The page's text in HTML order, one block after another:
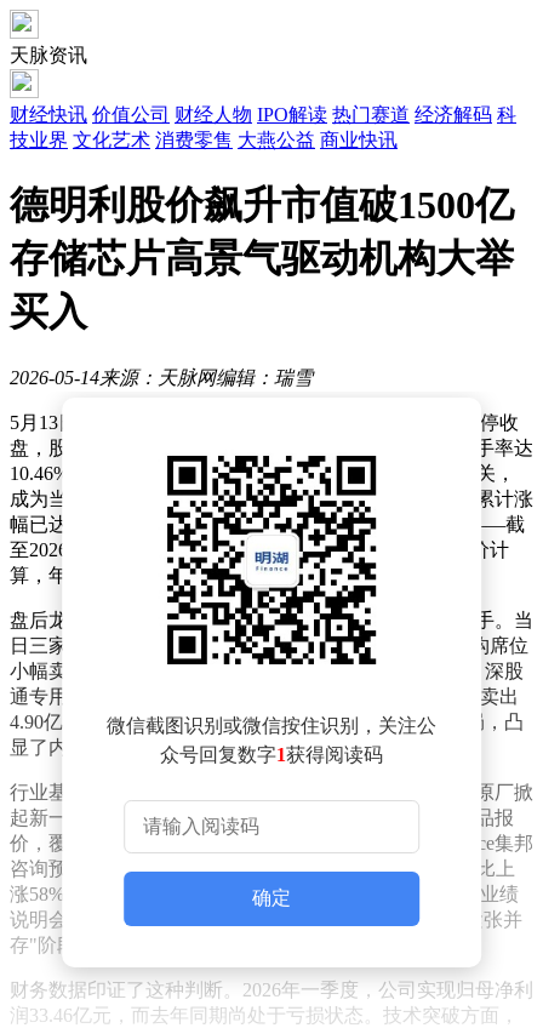
天脉资讯
财经快讯 价值公司 财经人物 IPO解读 热门赛道 经济解码 科
技业界 文化艺术 消费零售 大燕公益 商业快讯
德明利股价飙升市值破1500亿
存储芯片高景气驱动机构大举
买入
2026-05-14来源：天脉网编辑：瑞雪
5月13日，A股市场存储芯片龙头德明利（001309）以涨停收
盘，股价报收679.8元/股，单日成交额突破108亿元，换手率达
10.46%。这一表现推动公司总市值首次突破1500亿元大关，
成为当日资本市场焦点。值得注意的是，今年以来该股累计涨
幅已达193.66%，创始人李虎的持股市值随之水涨船高——截
至2026年3月末，其直接持有7941.01万股，按最新收盘价计
算，年内账面财富增值超350亿元。
盘后龙虎榜数据显示，机构资金成为本轮行情的核心推手。当
日三家机构专用席位合计净买入7.92亿元，仅有一家机构席位
小幅卖出1760.76万元，机构席位整体净买入达7.7亿元。深股
通专用席位呈现显著净流入特征，买入10.86亿元的同时卖出
4.90亿元，最终实现净买入5.96亿元。这种资金流向格局，凸
显了内外资对存储芯片赛道的高度共识。
行业基本面支撑是本轮上涨的深层逻辑。近期全球存储原厂掀
起新一轮涨价潮，闪迪、美光、三星等巨头相继上调产品报
价，覆盖DRAM、NAND Flash等主流品类。据TrendForce集邦
咨询预测，2026年第二季度一般型DRAM合约价格将环比上
涨58%-63%，NAND Flash涨幅更达70%-75%。德明利在业绩
说明会上明确指出，当前行业处于"高景气周期与供需紧张并
存"阶段，并预计这种态势将持续影响公司业绩表现。
财务数据印证了这种判断。2026年一季度，公司实现归母净利
润33.46亿元，而去年同期尚处于亏损状态。技术突破方面，
微信截图识别或微信按住识别，关注公
众号回复数字1获得阅读码
确定